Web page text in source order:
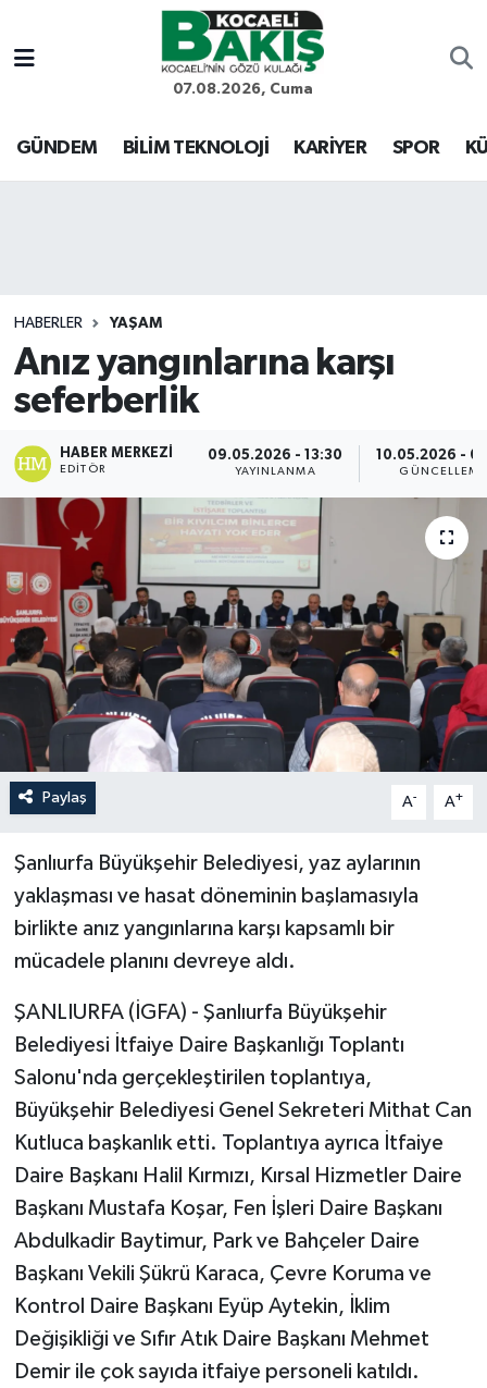
07.08.2026, Cuma
GÜNDEM BİLİM TEKNOLOJİ KARİYER SPOR
HABERLER YAŞAM
Anız yangınlarına karşı
seferberlik
HABER MERKEZI
EDITÖR
09.05.2026 - 13:30
YAYINLANMA
10.05.2026 -
GÜNCELLEME
Paylaş A- A+
Şanlıurfa Büyükşehir Belediyesi, yaz aylarının
yaklaşması ve hasat döneminin başlamasıyla
birlikte anız yangınlarına karşı kapsamlı bir
mücadele planını devreye aldı.
ŞANLIURFA (İGFA) - Şanlıurfa Büyükşehir
Belediyesi İtfaiye Daire Başkanlığı Toplantı
Salonu'nda gerçekleştirilen toplantıya,
Büyükşehir Belediyesi Genel Sekreteri Mithat Can
Kutluca başkanlık etti. Toplantıya ayrıca İtfaiye
Daire Başkanı Halil Kırmızı, Kırsal Hizmetler Daire
Başkanı Mustafa Koşar, Fen İşleri Daire Başkanı
Abdulkadir Baytimur, Park ve Bahçeler Daire
Başkanı Vekili Şükrü Karaca, Çevre Koruma ve
Kontrol Daire Başkanı Eyüp Aytekin, İklim
Değişikliği ve Sıfır Atık Daire Başkanı Mehmet
Demir ile çok sayıda itfaiye personeli katıldı.
Kocaeli Nöbetçi Eczaneler
Kocaeli Hava Durumu
Son Dakika Haberleri
Haber Arşivi